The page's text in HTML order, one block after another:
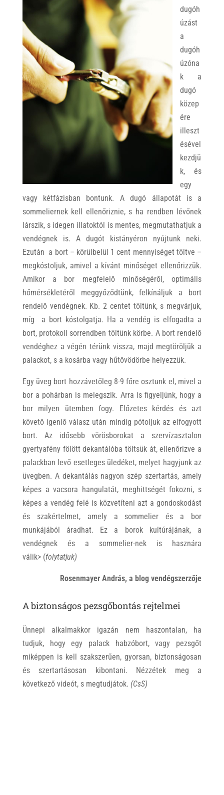
dugóh
úzást
a
dugóh
úzóna
k a
dugó
közep
ére
illeszt
ésével
kezdjü
k, és
egy
vagy kétfázisban bontunk. A dugó állapotát is a
sommeliernek kell ellenőriznie, s ha rendben lévőnek
lárszik, s idegen illatoktól is mentes, megmutathatjuk a
vendégnek is. A dugót kistányéron nyújtunk neki.
Ezután a bort – körülbelül 1 cent mennyiséget töltve –
megkóstoljuk, amivel a kívánt minőséget ellenőrizzük.
Amikor a bor megfelelő minőségéről, optimális
hőmérsékletéről meggyőződtünk, felkínáljuk a bort
rendelő vendégnek. Kb. 2 centet töltünk, s megvárjuk,
míg a bort kóstolgatja. Ha a vendég is elfogadta a
bort, protokoll sorrendben töltünk körbe. A bort rendelő
vendéghez a végén térünk vissza, majd megtöröljük a
palackot, s a kosárba vagy hűtővödörbe helyezzük.
Egy üveg bort hozzávetőleg 8-9 főre osztunk el, mivel a
bor a pohárban is melegszik. Arra is figyeljünk, hogy a
bor milyen ütemben fogy. Előzetes kérdés és azt
követő igenlő válasz után mindig pótoljuk az elfogyott
bort. Az idősebb vörösborokat a szervízasztalon
gyertyafény fölött dekantálóba töltsük át, ellenőrizve a
palackban levő esetleges üledéket, melyet hagyjunk az
üvegben. A dekantálás nagyon szép szertartás, amely
képes a vacsora hangulatát, meghittségét fokozni, s
képes a vendég felé is közvetíteni azt a gondoskodást
és szakértelmet, amely a sommelier és a bor
munkájából áradhat. Ez a borok kultúrájának, a
vendégnek és a sommelier-nek is hasznára
válik> (folytatjuk)
Rosenmayer András, a blog vendégszerzője
A biztonságos pezsgőbontás rejtelmei
Ünnepi alkalmakkor igazán nem haszontalan, ha
tudjuk, hogy egy palack habzóbort, vagy pezsgőt
miképpen is kell szakszerűen, gyorsan, biztonságosan
és szertartásosan kibontani. Nézzétek meg a
következő videót, s megtudjátok. (CsS)